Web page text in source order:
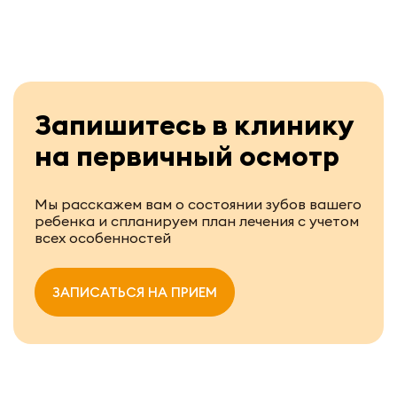
Запишитесь в клинику
на первичный осмотр
Мы расскажем вам о состоянии зубов вашего
ребенка и спланируем план лечения с учетом
всех особенностей
ЗАПИСАТЬСЯ НА ПРИЕМ